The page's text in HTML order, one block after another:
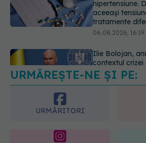
06.08.2026, 15:24
care pot fi
Sorin Bogdan
este indicată
anumite
URMĂREȘTE-NE ȘI PE:
URMĂRITORI
365
ARTICOLE SIMILARE